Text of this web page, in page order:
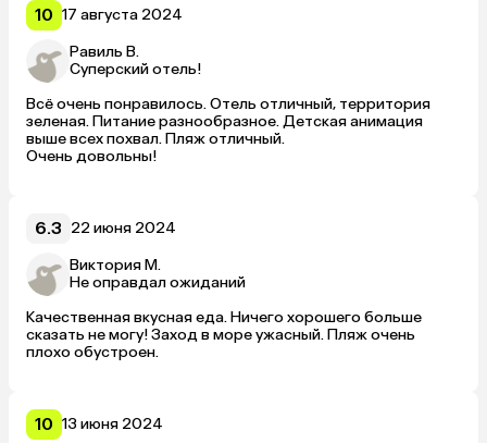
вторая. Персонал приветливый. Анимация ненавязчивая.
10 17 августа 2024
Равиль В.
Суперский отель!
Всё очень понравилось. Отель отличный, территория
зеленая. Питание разнообразное. Детская анимация
выше всех похвал. Пляж отличный.
Очень довольны!
6.3 22 июня 2024
Виктория М.
Не оправдал ожиданий
Качественная вкусная еда. Ничего хорошего больше
сказать не могу! Заход в море ужасный. Пляж очень
плохо обустроен.
10 13 июня 2024